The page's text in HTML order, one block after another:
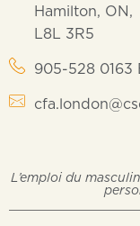
Hamilton, ON,
L8L 3R5
905-528 0163
L’emploi du